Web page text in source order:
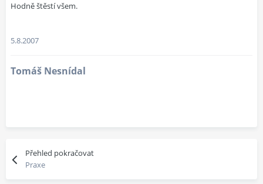
Hodně štěstí všem.
5.8.2007
Tomáš Nesnídal
Přehled pokračovat
Praxe